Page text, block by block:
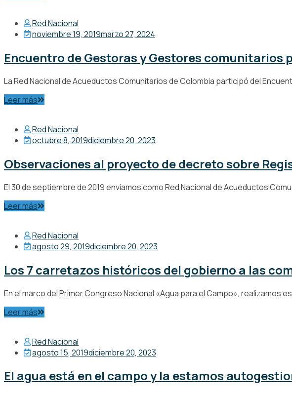
Red Nacional
noviembre 19, 2019marzo 27, 2024
Encuentro de Gestoras y Gestores comunitarios
La Red Nacional de Acueductos Comunitarios de Colombia participó del
Leer más
Red Nacional
octubre 8, 2019diciembre 20, 2023
Observaciones al proyecto de decreto sobre
El 30 de septiembre de 2019 enviamos como Red Nacional de Acueductos
Leer más
Red Nacional
agosto 29, 2019diciembre 20, 2023
Los 7 carretazos históricos del gobierno a las
En el marco del Primer Congreso Nacional «Agua para el Campo»,
Leer más
Red Nacional
agosto 15, 2019diciembre 20, 2023
El agua está en el campo y la estamos